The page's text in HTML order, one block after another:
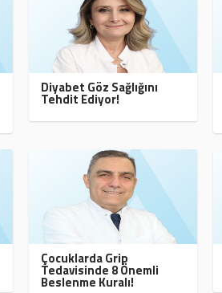
Diyabet Göz Sağlığını
Tehdit Ediyor!
Çocuklarda Grip
Tedavisinde 8 Önemli
Beslenme Kuralı!